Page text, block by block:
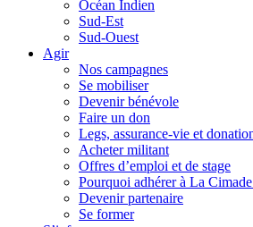
Océan Indien
Sud-Est
Sud-Ouest
Agir
Nos campagnes
Se mobiliser
Devenir bénévole
Faire un don
Legs, assurance-vie et
Acheter militant
Offres d’emploi et de stage
Pourquoi adhérer à La
Devenir partenaire
Se former